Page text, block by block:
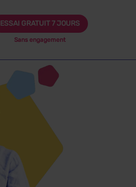
ESSAI GRATUIT 7 JOURS
Sans engagement